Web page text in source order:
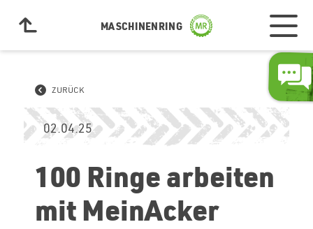
MASCHINENRING
ZURÜCK
02.04.25
100 Ringe arbeiten
mit MeinAcker